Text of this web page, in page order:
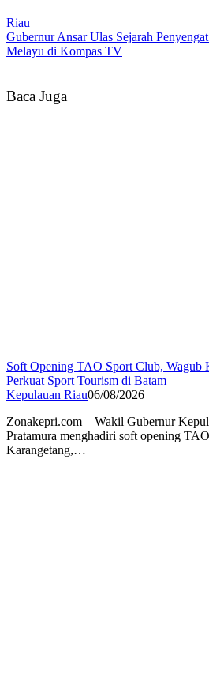
Riau
Gubernur Ansar Ulas Sejarah
Melayu di Kompas TV
Baca Juga
Soft Opening TAO Sport Club, Wagub
Perkuat Sport Tourism di Batam
Kepulauan Riau06/08/2026
Zonakepri.com – Wakil Gubernur
Pratamura menghadiri soft opening
Karangetang,…